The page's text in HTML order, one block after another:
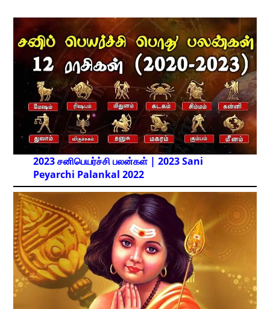
2023 சனிபெயர்ச்சி பலன்கள் | 2023 Sani
Peyarchi Palankal 2022